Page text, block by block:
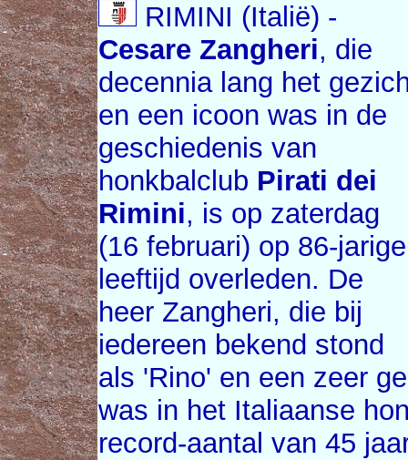
RIMINI (Italië) -
Cesare Zangheri, die
decennia lang het
en een icoon was in de
geschiedenis van
honkbalclub Pirati dei
Rimini, is op zaterdag
(16 februari) op 86-jarige
leeftijd overleden. De
heer Zangheri, die bij
iedereen bekend stond
als 'Rino' en een zeer
was in het Italiaanse
record-aantal van 45